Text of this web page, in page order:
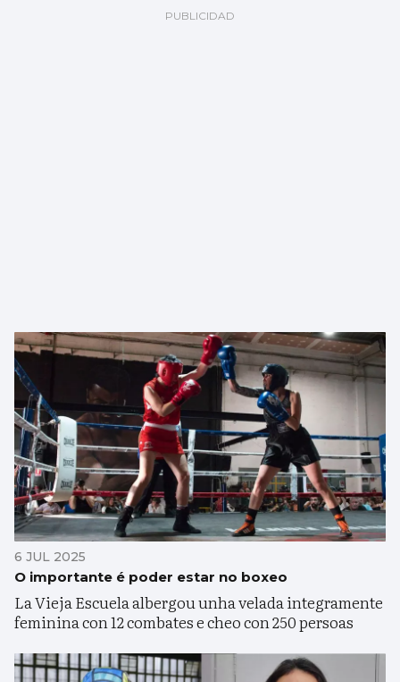
6 JUL 2025
O importante é poder estar no boxeo
La Vieja Escuela albergou unha velada integramente
feminina con 12 combates e cheo con 250 persoas